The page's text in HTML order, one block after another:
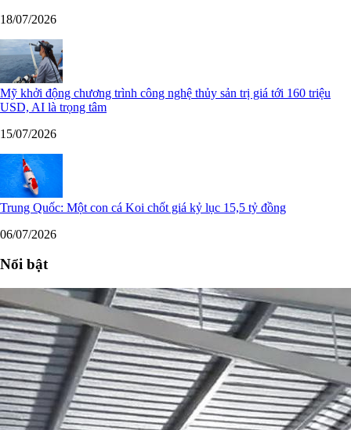
18/07/2026
Mỹ khởi động chương trình công nghệ thủy sản trị giá tới 160 triệu
USD, AI là trọng tâm
15/07/2026
Trung Quốc: Một con cá Koi chốt giá kỷ lục 15,5 tỷ đồng
06/07/2026
Nổi bật